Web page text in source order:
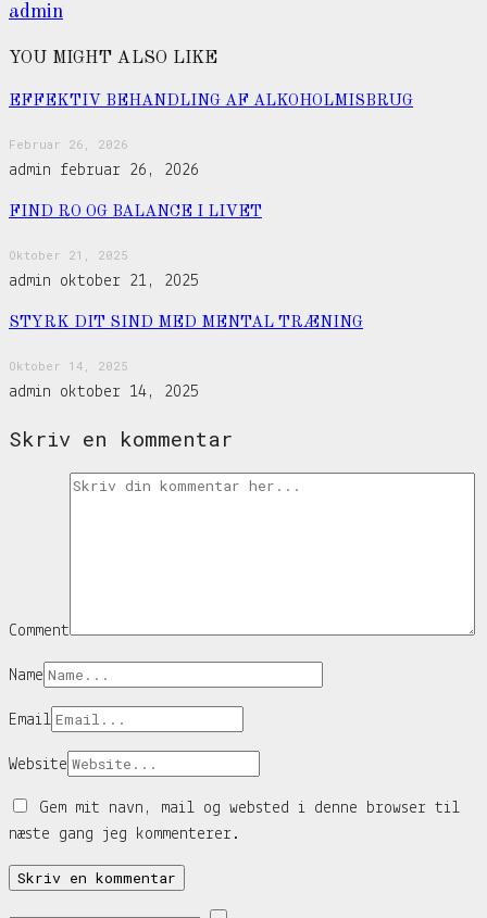
admin
YOU MIGHT ALSO LIKE
EFFEKTIV BEHANDLING AF ALKOHOLMISBRUG
Februar 26, 2026
admin februar 26, 2026
FIND RO OG BALANCE I LIVET
Oktober 21, 2025
admin oktober 21, 2025
STYRK DIT SIND MED MENTAL TRÆNING
Oktober 14, 2025
admin oktober 14, 2025
Skriv en kommentar
Comment
Name
Email
Website
Gem mit navn, mail og websted i denne browser til
næste gang jeg kommenterer.